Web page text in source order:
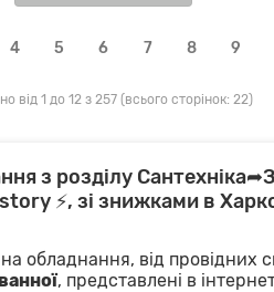
4 5 6 7 8 9
від 1 до 12 з 257 (всього сторінок: 22)
з розділу
⚡, зі знижками в
обладнання, від провідних
, представлені в